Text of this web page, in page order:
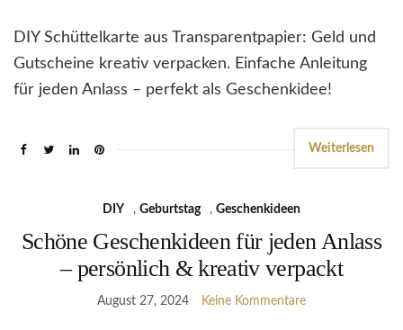
DIY Schüttelkarte aus Transparentpapier: Geld und
Gutscheine kreativ verpacken. Einfache Anleitung
für jeden Anlass – perfekt als Geschenkidee!
Weiterlesen
DIY , Geburtstag , Geschenkideen
Schöne Geschenkideen für jeden Anlass
– persönlich & kreativ verpackt
August 27, 2024 Keine Kommentare